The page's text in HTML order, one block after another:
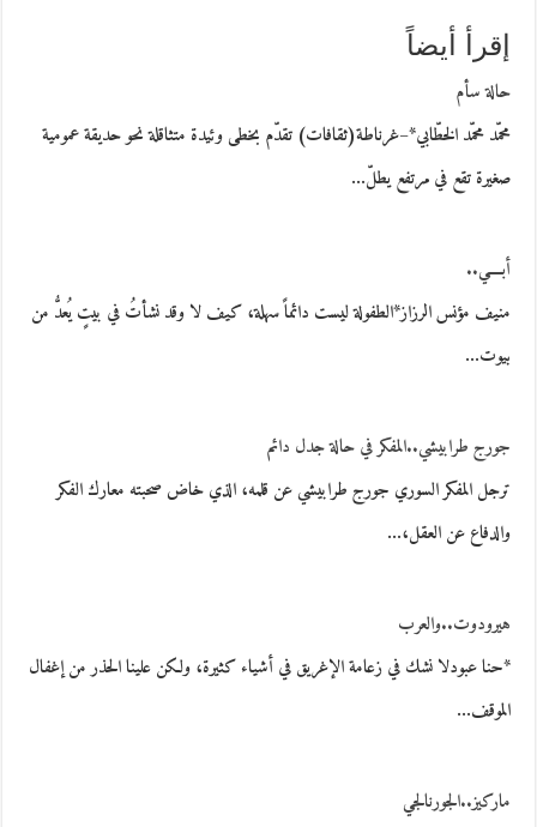
إقرأ أيضاً
حالة سأم
محمّد محمّد الخطّابي*–غرناطة(ثقافات) تقدّم بخطى وئيدة متثاقلة نحو حديقة عمومية
صغيرة تقع في مرتفع يطلّ…
أبــــي..
منيف مؤنس الرزاز*الطفولة ليست دائماً سهلة، كيف لا وقد نشأتُ في بيتٍ يُعدُّ من
بيوت…
جورج طرابيشي..المفكر في حالة جدل دائم
ترجل المفكر السوري جورج طرابيشي عن قلمه، الذي خاض صحبته معارك الفكر
والدفاع عن العقل،…
هيرودوت..والعرب
*حنا عبودلا نشك في زعامة الإغريق في أشياء كثيرة، ولكن علينا الحذر من إغفال
الموقف…
ماركيز..الجورنالجي